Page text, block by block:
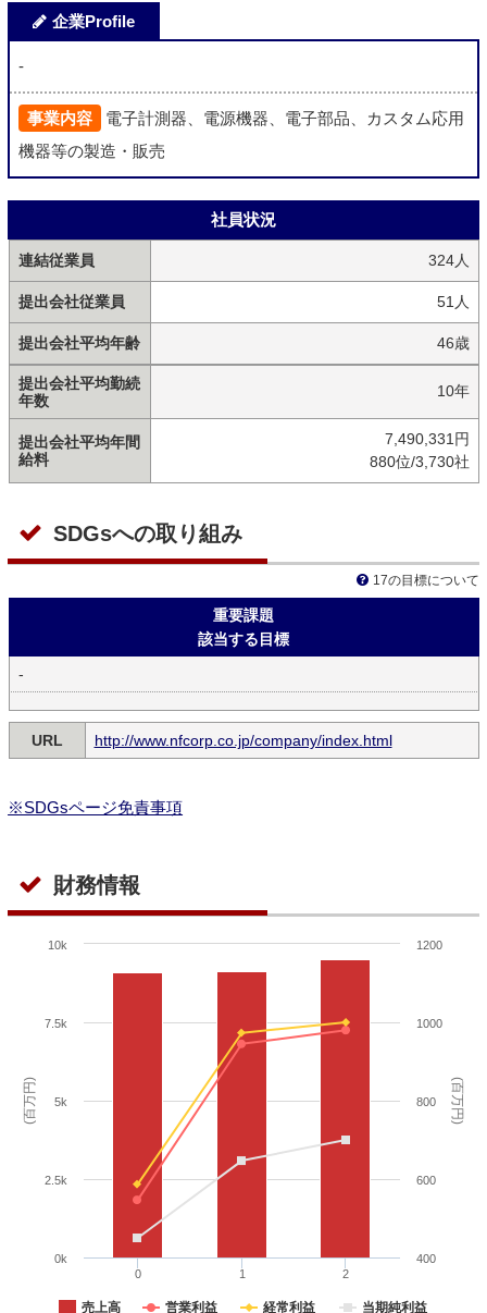
企業Profile
-
事業内容
電子計測器、電源機器、電子部品、カスタム応用
機器等の製造・販売
社員状況
連結従業員 324人
提出会社従業員 51人
提出会社平均年齢 46歳
提出会社平均勤続
年数
10年
提出会社平均年間
給料
7,490,331円
880位/3,730社
SDGsへの取り組み
17の目標について
重要課題
該当する目標
-
URL http://www.nfcorp.co.jp/company/index.html
※SDGsページ免責事項
財務情報
(百万円) (百万円)
売上高 営業利益 経常利益 当期純利益
0 1 2
0k
2.5k
5k
7.5k
10k
400
600
800
1000
1200